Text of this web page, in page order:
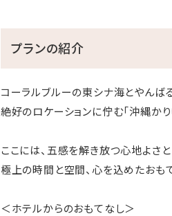
プランの紹介
コーラルブルーの東シナ海とやんば
絶好のロケーションに佇む「沖縄か
ここには、五感を解き放つ心地よさと
極上の時間と空間、心を込めたおも
＜ホテルからのおもてなし＞